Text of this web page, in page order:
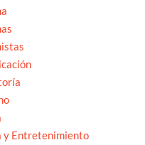
y Entretenimiento